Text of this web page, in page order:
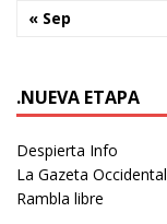
« Sep
.NUEVA ETAPA
Despierta Info
La Gazeta Occidental
Rambla libre